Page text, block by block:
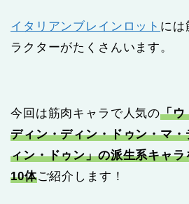
イタリアンブレインロット には
ラクターがたくさんいます。
今回は筋肉キャラで人気の「ウ
ディン・ディン・ドゥン・マ
ィン・ドゥン」の派生系キャ
10体ご紹介します！